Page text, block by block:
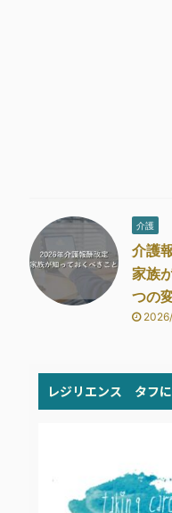
介護
介護
家族
つの
レジリエンス タフに